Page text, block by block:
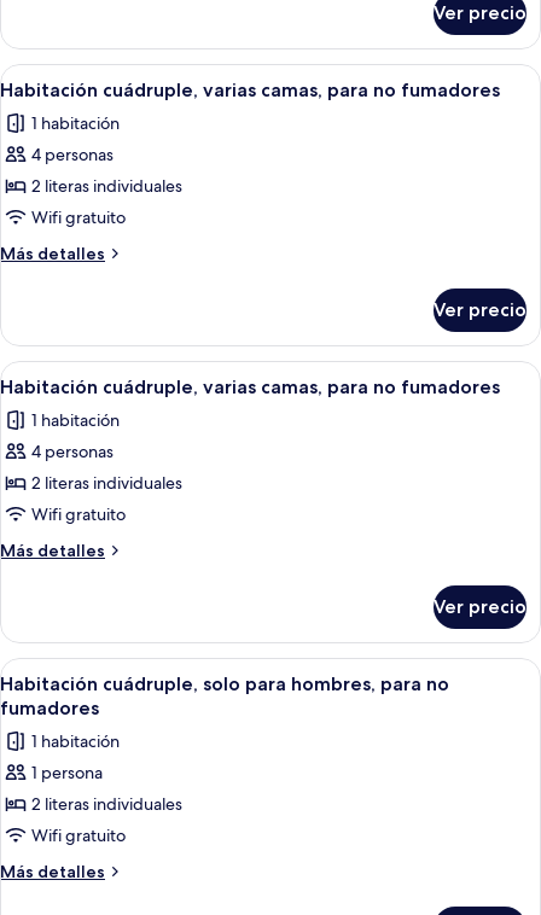
para
no
fumadores
cuádruple,
solo
para
para
no
Ver precio
Abrir
todas
las
fotos
de
Habitación
cuádruple,
varias
para
no
fumadores
Habitación con literas, paredes de
2
Habitación cuádruple, varias camas, para no fumadores
1 habitación
4 personas
2 literas individuales
Wifi gratuito
Más detalles
Más
cuádruple,
varias
camas,
no
fumadores
Ver precio
Abrir
todas
las
fotos
de
Habitación
cuádruple,
varias
para
no
fumadores
Habitación con literas, paredes de
2
Habitación cuádruple, varias camas, para no fumadores
1 habitación
4 personas
2 literas individuales
Wifi gratuito
Más detalles
Más
cuádruple,
varias
camas,
para
fumadores
Ver precio
Abrir
todas
las
fotos
de
Habitación
cuádruple,
solo
Una habitación con tres literas de
6
Habitación cuádruple, solo para hombres, para no
fumadores
1 habitación
1 persona
2 literas individuales
Wifi gratuito
Más detalles
Más